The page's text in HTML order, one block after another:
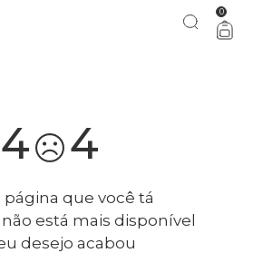
pra comemorar com a gente aproveita! 0
4 4
página que você tá
está mais disponível
desejo acabou